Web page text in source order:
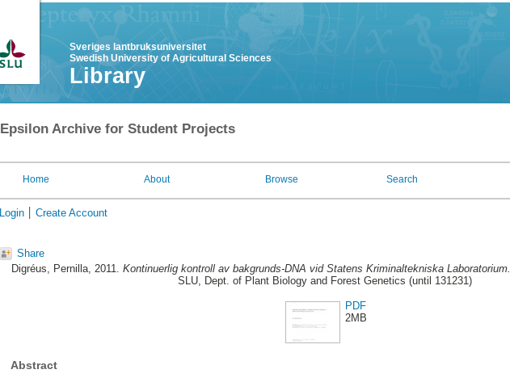
Sveriges lantbruksuniversitet
Swedish University of Agricultural Sciences
Library
Epsilon Archive for Student Projects
Home About Browse Search
Login Create Account
Share
Digréus, Pernilla, 2011. Kontinuerlig kontroll av bakgrunds-DNA vid Statens Kriminaltekniska Laboratorium.
SLU, Dept. of Plant Biology and Forest Genetics (until 131231)
PDF
2MB
Abstract